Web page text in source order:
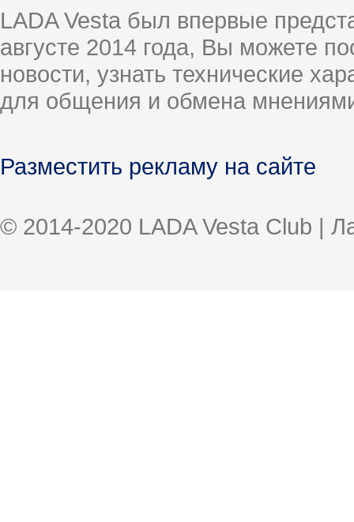
LADA Vesta был впервые
августе 2014 года, Вы можете
новости, узнать технические
для общения и обмена
Разместить рекламу на сайте
© 2014-2020 LADA Vesta Club |